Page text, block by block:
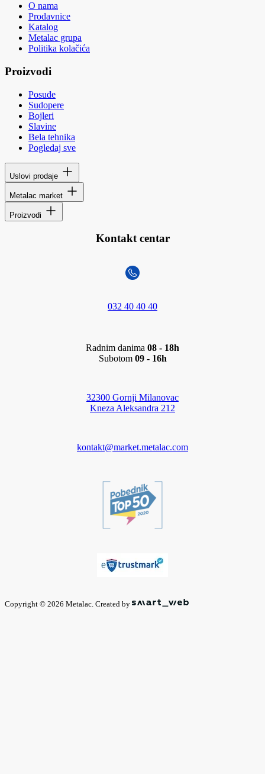
O nama
Prodavnice
Katalog
Metalac grupa
Politika kolačića
Proizvodi
Posuđe
Sudopere
Bojleri
Slavine
Bela tehnika
Pogledaj sve
Uslovi prodaje
Metalac market
Proizvodi
Kontakt centar
032 40 40 40
Radnim danima 08 - 18h
Subotom 09 - 16h
32300 Gornji Milanovac
Kneza Aleksandra 212
kontakt@market.metalac.com
Copyright © 2026 Metalac. Created by